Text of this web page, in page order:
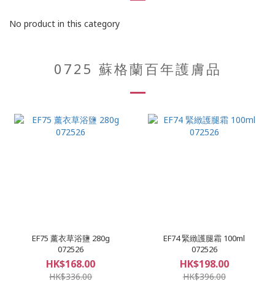
No product in this category
0725 蘇格蘭百年護膚品
EF75 薰衣草浴鹽 280g
072526
HK$168.00
HK$336.00
EF74 緊緻護腿霜 100ml
072526
HK$198.00
HK$396.00